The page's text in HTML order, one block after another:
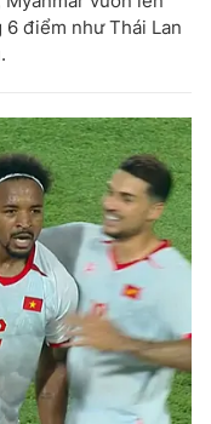
6 điểm như Thái Lan